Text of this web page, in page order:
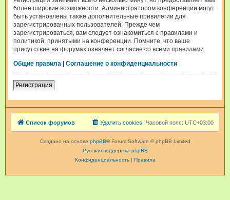
более широкие возможности. Администратором конференции могут
быть установлены также дополнительные привилегии для
зарегистрированных пользователей. Прежде чем
зарегистрироваться, вам следует ознакомиться с правилами и
политикой, принятыми на конференции. Помните, что ваше
присутствие на форумах означает согласие со всеми правилами.
Общие правила | Соглашение о конфиденциальности
Регистрация
Список форумов Часовой пояс: UTC+03:00
Удалить cookies
Создано на основе phpBB® Forum Software © phpBB Limited
Русская поддержка phpBB
Конфиденциальность| Правила